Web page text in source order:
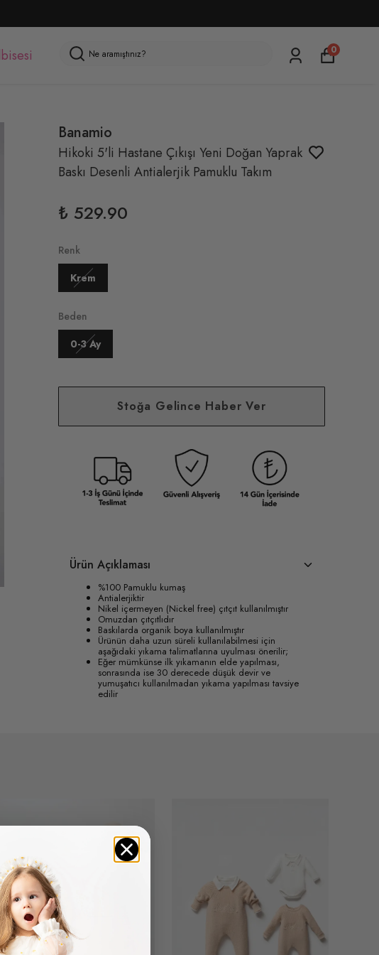
0
Banamio
Hikoki 5'li Hastane Çıkışı Yeni Doğan Yaprak
Baskı Desenli Antialerjik Pamuklu Takım
₺ 529.90
Renk
Krem
Beden
0-3 Ay
Stoğa Gelince Haber Ver
Ürün Açıklaması
%100 Pamuklu kumaş
Antialerjiktir
Nikel içermeyen (Nickel free) çıtçıt kullanılmıştır
Omuzdan çıtçıtlıdır
Baskılarda organik boya kullanılmıştır
Ürünün daha uzun süreli kullanılabilmesi için
aşağıdaki yıkama talimatlarına uyulması önerilir;
Eğer mümkünse ilk yıkamanın elde yapılması,
sonrasında ise 30 derecede düşük devir ve
yumuşatıcı kullanılmadan yıkama yapılması tavsiye
edilir